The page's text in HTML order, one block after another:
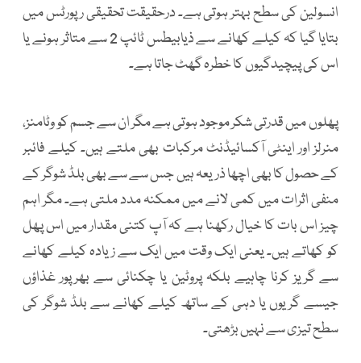
انسولین کی سطح بہتر ہوتی ہے۔ درحقیقت تحقیقی رپورٹس میں
بتایا گیا کہ کیلے کھانے سے ذیابیطس ٹائپ 2 سے متاثر ہونے یا
اس کی پیچیدگیوں کا خطرہ گھٹ جاتا ہے۔
پھلوں میں قدرتی شکر موجود ہوتی ہے مگر ان سے جسم کو وٹامنز،
منرلز اور اینٹی آکسائیڈنٹ مرکبات بھی ملتے ہیں۔ کیلے فائبر
کے حصول کا بھی اچھا ذریعہ ہیں جس سے سے بھی بلڈ شوگر کے
منفی اثرات میں کمی لانے میں ممکنہ مدد ملتی ہے۔ مگر اہم
چیز اس بات کا خیال رکھنا ہے کہ آپ کتنی مقدار میں اس پھل
کو کھاتے ہیں۔ یعنی ایک وقت میں ایک سے زیادہ کیلے کھانے
سے گریز کرنا چاہیے بلکہ پروٹین یا چکنائی سے بھرپور غذاؤں
جیسے گریوں یا دہی کے ساتھ کیلے کھانے سے بلڈ شوگر کی
سطح تیزی سے نہیں بڑھتی۔